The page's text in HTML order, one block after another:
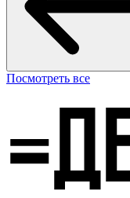
Посмотреть все